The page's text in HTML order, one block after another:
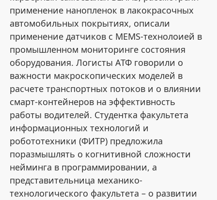
применение нанопленок в лакокрасочных
автомобильных покрытиях, описали
применение датчиков с MEMS-технолоией в
промышленном мониторинге состояния
оборудования. Логисты АТФ говорили о
важности макроскопических моделей в
расчете транспортных потоков и о влиянии
смарт-контейнеров на эффективность
работы водителей. Студентка факультета
информационных технологий и
робототехники (ФИТР) предложила
поразмышлять о когнитивной сложности
нейминга в программировании, а
представительница механико-
технологического факультета – о развитии